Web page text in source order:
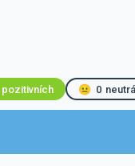
pozitivních 😐 0